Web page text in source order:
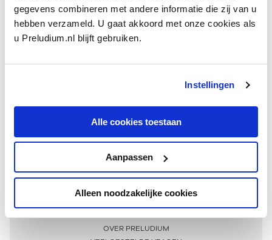
gegevens combineren met andere informatie die zij van u
hebben verzameld. U gaat akkoord met onze cookies als
u Preludium.nl blijft gebruiken.
Instellingen
Alle cookies toestaan
Aanpassen
Alleen noodzakelijke cookies
Meer informatie
OVER PRELUDIUM